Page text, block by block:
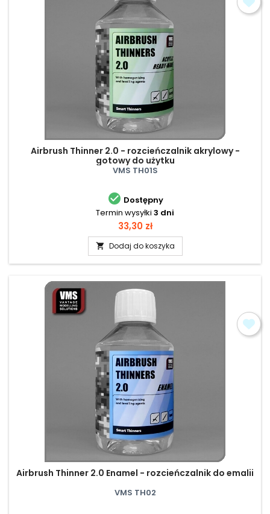
Airbrush Thinner 2.0 - rozcieńczalnik akrylowy -
gotowy do użytku
VMS TH01S
 Dostępny
Termin wysyłki 3 dni
Cena
33,30 zł
 Dodaj do koszyka
Airbrush Thinner 2.0 Enamel - rozcieńczalnik do emalii
VMS TH02